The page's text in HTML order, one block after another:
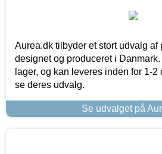
Aurea.dk tilbyder et stort udvalg af
designet og produceret i
lager, og kan leveres inden for 1-
se deres udvalg.
Se udvalget på